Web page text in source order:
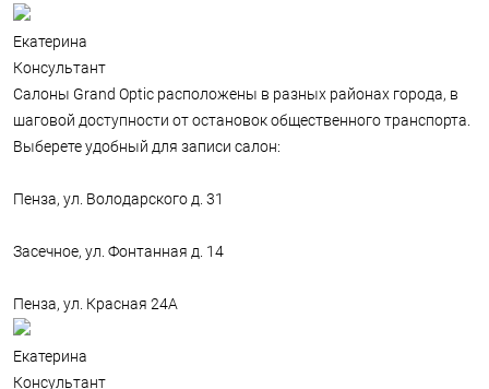
Екатерина
Консультант
Салоны Grand Optic расположены в разных районах города, в
шаговой доступности от остановок общественного транспорта.
Выберете удобный для записи салон:
Пенза, ул. Володарского д. 31
Засечное, ул. Фонтанная д. 14
Пенза, ул. Красная 24А
Екатерина
Консультант